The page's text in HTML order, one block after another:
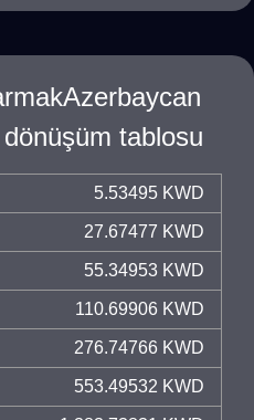
tablosu
5.53495 KWD
27.67477 KWD
55.34953 KWD
110.69906 KWD
276.74766 KWD
553.49532 KWD